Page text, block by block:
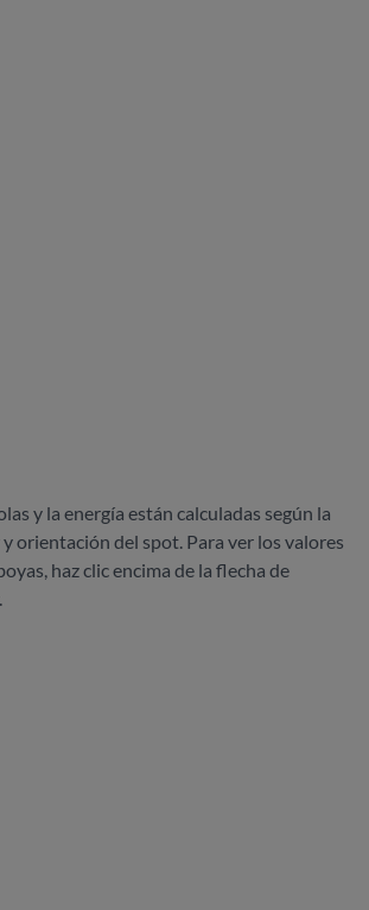
y la energía están calculadas según la
orientación del spot. Para ver los valores
haz clic encima de la flecha de